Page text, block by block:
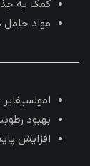
کمک به
مواد حامل
بهبود
افزایش